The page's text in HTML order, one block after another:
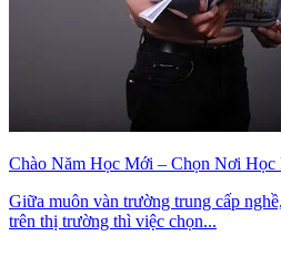
Chào Năm Học Mới – Chọn Nơi Học
Giữa muôn vàn trường trung cấp
trên thị trường thì việc chọn...